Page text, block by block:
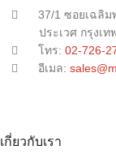
37/1 ซอยเฉลิม
ประเวศ กรุงเ
โทร: 02-726-
อีเมล:
เกี่ยวกับเรา